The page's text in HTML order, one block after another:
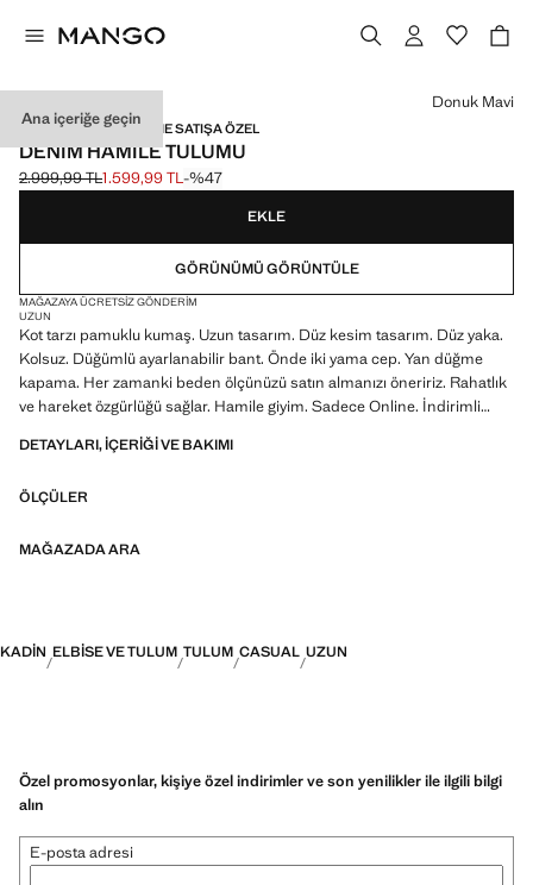
Ana içeriğe geçin
HAMILE GIYIMI / ONLINE SATIŞA ÖZEL
DENIM HAMILE TULUMU
Üstü çizili ilk fiyat [2.999,99 TL ]
2.999,99 TL
Güncel fiyat [1.599,99 TL ]
1.599,99 TL-%47
Bir renk seçin
Donuk Mavi
EKLE
GÖRÜNÜMÜ GÖRÜNTÜLE
MAĞAZAYA ÜCRETSIZ GÖNDERIM
UZUN
Kot tarzı pamuklu kumaş. Uzun tasarım. Düz kesim tasarım. Düz yaka.
Kolsuz. Düğümlü ayarlanabilir bant. Önde iki yama cep. Yan düğme
kapama. Her zamanki beden ölçünüzü satın almanızı öneririz. Rahatlık
ve hareket özgürlüğü sağlar. Hamile giyim. Sadece Online. İndirimli
DETAYLARI, IÇERIĞI VE BAKIMI
ÖLÇÜLER
MAĞAZADA ARA
KADIN ELBISE VE TULUM TULUM CASUAL UZUN
Özel promosyonlar, kişiye özel indirimler ve son yenilikler ile ilgili bilgi
alın
E-posta adresi